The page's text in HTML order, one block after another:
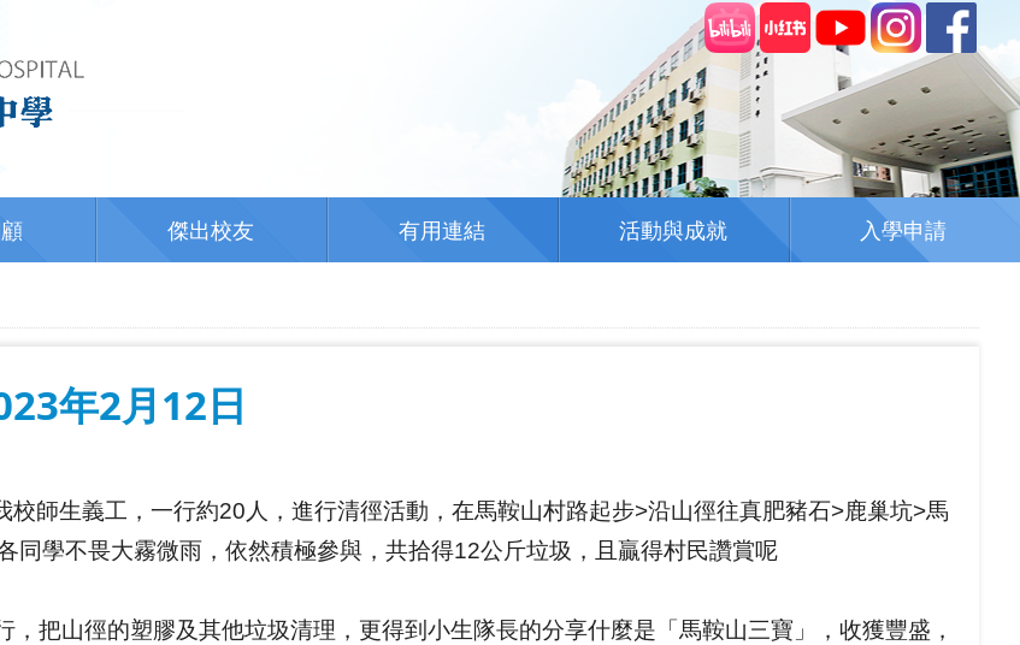
傑出校友 有用連結 活動與成就 入學申請
年2月12日
校師生義工，一行約20人，進行清徑活動， 在馬鞍山村路起步>沿山徑往真肥豬石>鹿巢坑>馬
同學不畏大霧微雨， 依然積極參與，共拾得12公斤垃圾，且贏得村民讚賞呢
， 把山徑的塑膠及其他垃圾清理，更得到小生隊長的分享什麼是「 馬鞍山三寶」，收獲豐盛，